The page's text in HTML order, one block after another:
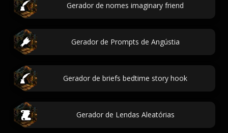
Gerador de nomes imaginary friend
Gerador de Prompts de Angústia
Gerador de briefs bedtime story hook
Gerador de Lendas Aleatórias